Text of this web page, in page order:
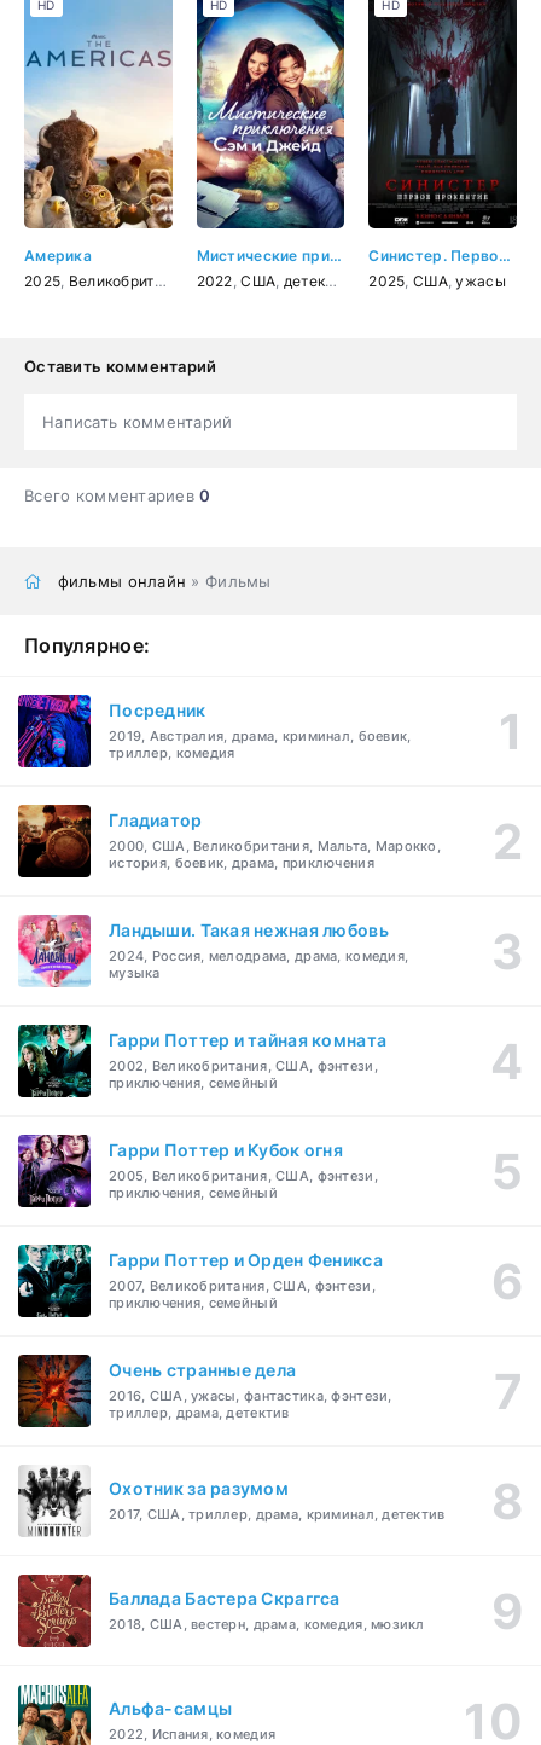
Америка
2025 Великобритания документальный
HD
Мистические приключения Сэм и Джейд
2022 ,США детектив приключения,семейный
HD
Синистер. Первое проклятие
2025 США,ужасы
HD
Оставить комментарий
Написать комментарий
Всего комментариев0
фильмы онлайн » Фильмы
Популярное:
Посредник
2019, Австралия, драма, криминал, боевик,
триллер, комедия
Гладиатор
2000, США, Великобритания, Мальта, Марокко,
история, боевик, драма, приключения
Ландыши. Такая нежная любовь
2024, Россия, мелодрама, драма, комедия,
музыка
Гарри Поттер и тайная комната
2002, Великобритания, США, фэнтези,
приключения, семейный
Гарри Поттер и Кубок огня
2005, Великобритания, США, фэнтези,
приключения, семейный
Гарри Поттер и Орден Феникса
2007, Великобритания, США, фэнтези,
приключения, семейный
Очень странные дела
2016, США, ужасы, фантастика, фэнтези,
триллер, драма, детектив
Охотник за разумом
2017, США, триллер, драма, криминал, детектив
Баллада Бастера Скраггса
2018, США, вестерн, драма, комедия, мюзикл
Альфа-самцы
2022, Испания, комедия